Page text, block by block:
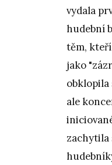
vydala
hudební
těm,
jako
obklopila
ale
zachytila